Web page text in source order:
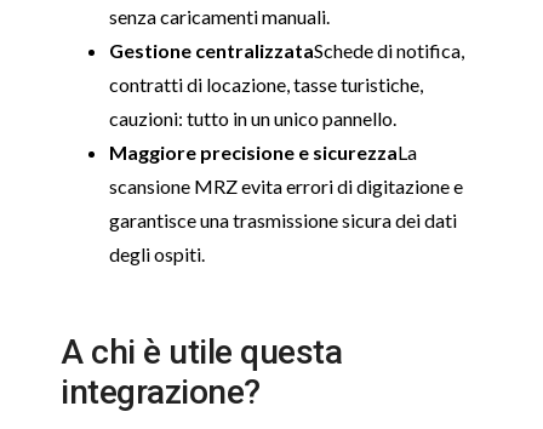
senza caricamenti manuali.
Gestione centralizzataSchede di notifica,
contratti di locazione, tasse turistiche,
cauzioni: tutto in un unico pannello.
Maggiore precisione e sicurezzaLa
scansione MRZ evita errori di digitazione e
garantisce una trasmissione sicura dei dati
degli ospiti.
A chi è utile questa
integrazione?